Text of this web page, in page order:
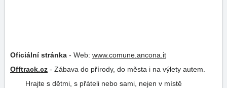
Oficiální stránka - Web: www.comune.ancona.it
Offtrack.cz - Zábava do přírody, do města i na výlety autem.
Hrajte s dětmi, s přáteli nebo sami, nejen v místě